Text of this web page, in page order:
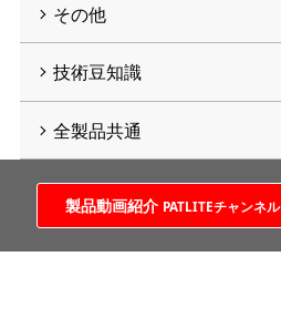
その他
技術豆知識
全製品共通
製品動画紹介 PATLITEチャンネル